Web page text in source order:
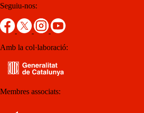
Seguiu-nos:
Amb la col·laboració:
Membres associats: